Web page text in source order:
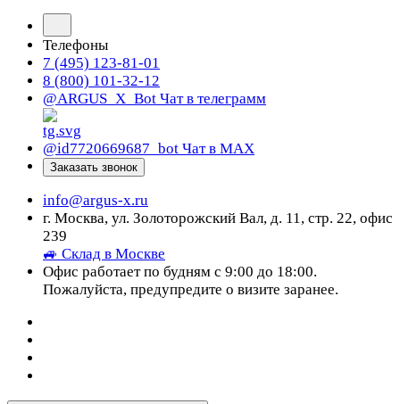
Телефоны
7 (495) 123-81-01
8 (800) 101-32-12
@ARGUS_X_Bot Чат в телеграмм
@id7720669687_bot Чат в МАХ
Заказать звонок
info@argus-x.ru
г. Москва, ул. Золоторожский Вал, д. 11, стр. 22, офис
239
🚙 Склад в Москве
Офис работает по будням с 9:00 до 18:00.
Пожалуйста, предупредите о визите заранее.